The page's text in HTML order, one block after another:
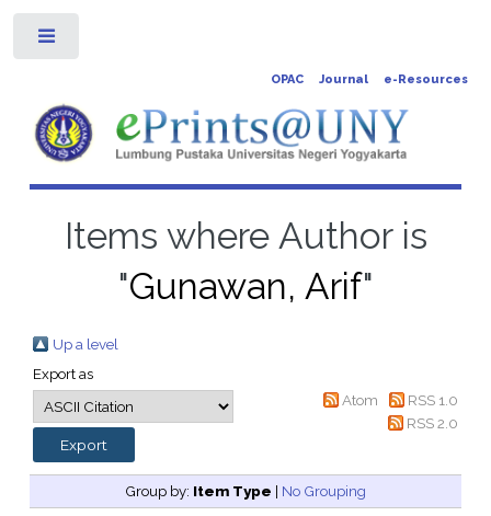
OPAC Journal e-Resources
Items where Author is
"Gunawan, Arif"
Up a level
Export as
Atom
RSS 1.0
RSS 2.0
Group by: Item Type | No Grouping